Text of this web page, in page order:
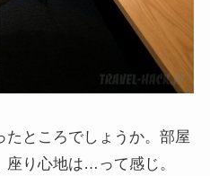
ところでしょうか。部屋
座り心地は…って感じ。